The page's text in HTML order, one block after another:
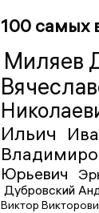
100 самых
Миляев
Ильич
Юрьевич
Дубровский
Виктор